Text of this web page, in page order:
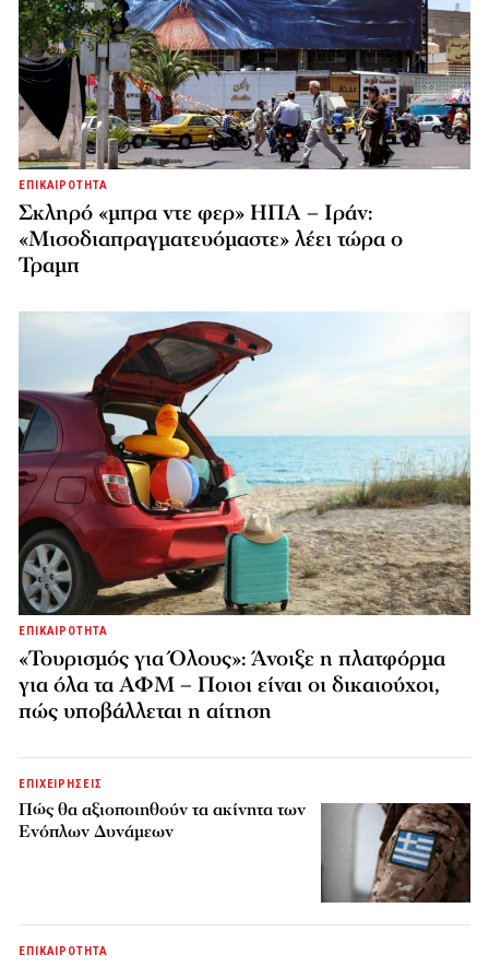
ΕΠΙΚΑΙΡΟΤΗΤΑ
Σκληρό «μπρα ντε φερ» ΗΠΑ – Ιράν:
«Μισοδιαπραγματευόμαστε» λέει τώρα ο
Τραμπ
ΕΠΙΚΑΙΡΟΤΗΤΑ
«Τουρισμός για Όλους»: Άνοιξε η πλατφόρμα
για όλα τα ΑΦΜ – Ποιοι είναι οι δικαιούχοι,
πώς υποβάλλεται η αίτηση
ΕΠΙΧΕΙΡΗΣΕΙΣ
Πώς θα αξιοποιηθούν τα ακίνητα των
Ενόπλων Δυνάμεων
ΕΠΙΚΑΙΡΟΤΗΤΑ